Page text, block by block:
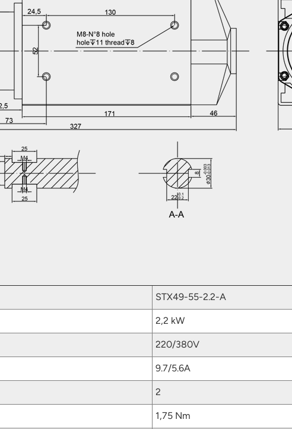
STX49-55-2.2-A
2,2 kW
220/380V
9.7/5.6A
2
1,75 Nm